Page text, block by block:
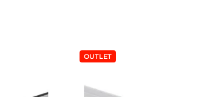
OUTLET